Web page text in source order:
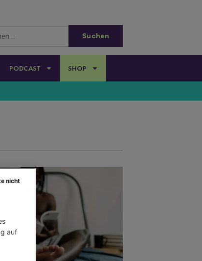
PODCAST SHOP
auf
nicht